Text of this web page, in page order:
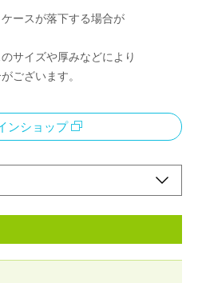
ースが落下する場合が
サイズや厚みなどにより
ございます。
ンショップ